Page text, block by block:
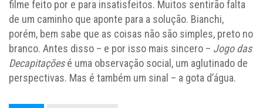
filme feito por e para insatisfeitos. Muitos sentirão falta
de um caminho que aponte para a solução. Bianchi,
porém, bem sabe que as coisas não são simples, preto no
branco. Antes disso – e por isso mais sincero – Jogo das
Decapitaçõesé uma observação social, um aglutinado de
perspectivas. Mas é também um sinal – a gota d’água.